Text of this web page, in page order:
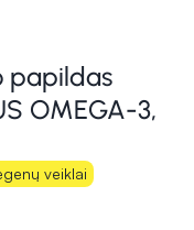
papildas
OMEGA-3,
veiklai